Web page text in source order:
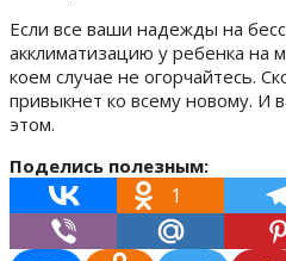
Если все ваши надежды на
акклиматизацию у ребенка на
коем случае не огорчайтесь.
привыкнет ко всему новому. И
этом.
Поделись полезным:
1